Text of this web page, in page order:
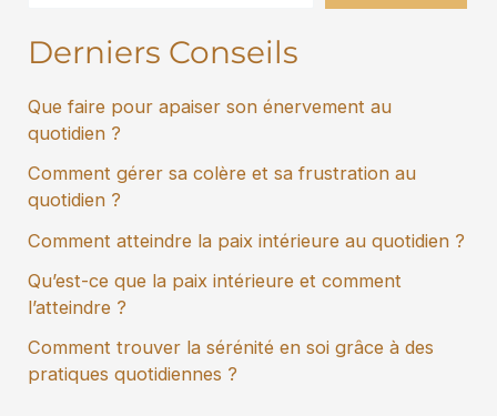
Derniers Conseils
Que faire pour apaiser son énervement au
quotidien ?
Comment gérer sa colère et sa frustration au
quotidien ?
Comment atteindre la paix intérieure au quotidien ?
Qu’est-ce que la paix intérieure et comment
l’atteindre ?
Comment trouver la sérénité en soi grâce à des
pratiques quotidiennes ?